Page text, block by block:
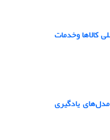
کالاها وخدمات
یادگیری